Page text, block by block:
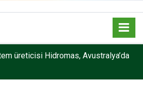
üreticisi Hidromas, Avustralya’da